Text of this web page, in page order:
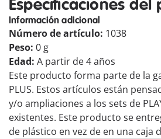
Especificaciones del
Información adicional
Número de artículo: 1038
Peso: 0 g
Edad: A partir de 4 años
Este producto forma parte de la
PLUS. Estos artículos están
y/o ampliaciones a los sets de
existentes. Este producto se
de plástico en vez de en una caja